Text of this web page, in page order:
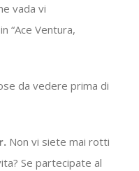
vada vi
“Ace Ventura,
Non vi siete mai rotti
Se partecipate al